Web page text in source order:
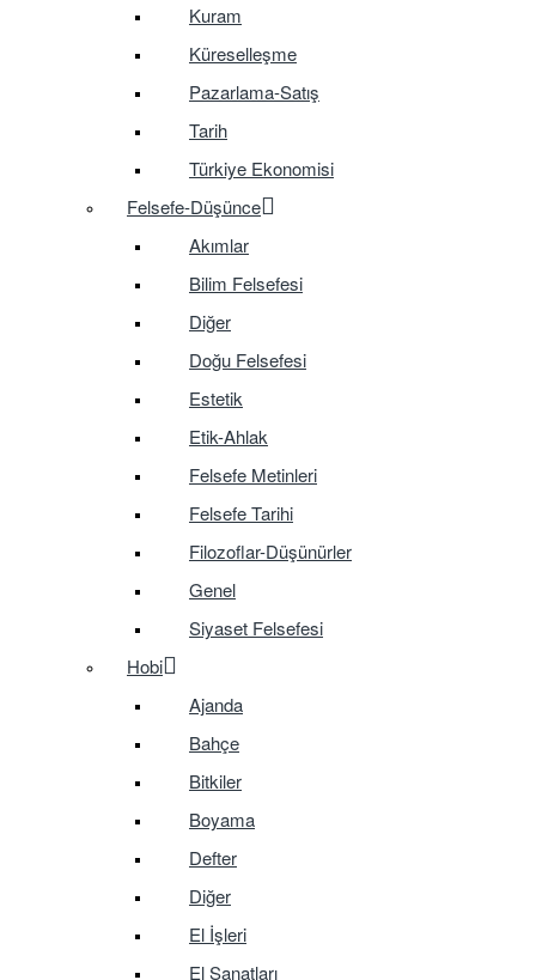
Kuram
Küreselleşme
Pazarlama-Satış
Tarih
Türkiye Ekonomisi
Felsefe-Düşünce
Akımlar
Bilim Felsefesi
Diğer
Doğu Felsefesi
Estetik
Etik-Ahlak
Felsefe Metinleri
Felsefe Tarihi
Filozoflar-Düşünürler
Genel
Siyaset Felsefesi
Hobi
Ajanda
Bahçe
Bitkiler
Boyama
Defter
Diğer
El İşleri
El Sanatları